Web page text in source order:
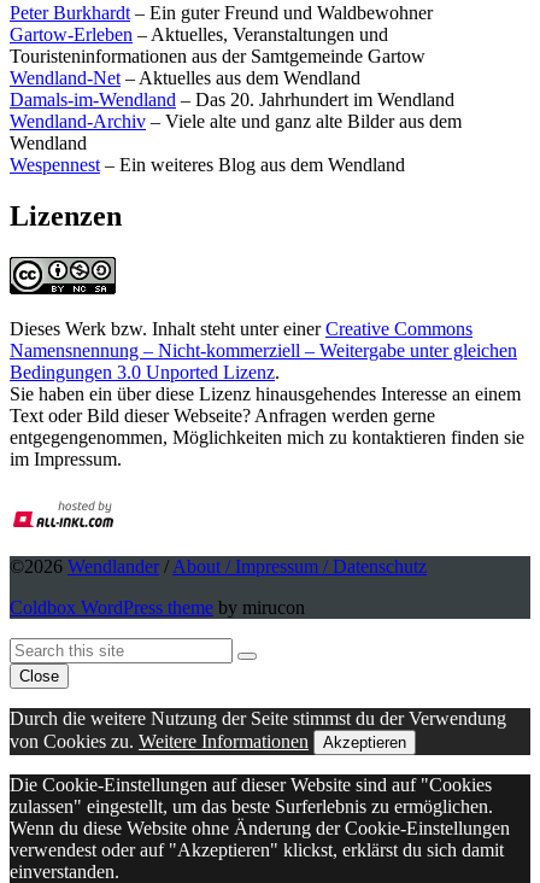
Peter Burkhardt – Ein guter Freund und Waldbewohner
Gartow-Erleben – Aktuelles, Veranstaltungen und
Touristeninformationen aus der Samtgemeinde Gartow
Wendland-Net – Aktuelles aus dem Wendland
Damals-im-Wendland – Das 20. Jahrhundert im Wendland
Wendland-Archiv – Viele alte und ganz alte Bilder aus dem
Wendland
Wespennest – Ein weiteres Blog aus dem Wendland
Lizenzen
Dieses Werk bzw. Inhalt steht unter einerCreative Commons
Namensnennung – Nicht-kommerziell – Weitergabe unter gleichen
Bedingungen 3.0 Unported Lizenz.
Sie haben ein über diese Lizenz hinausgehendes Interesse an einem
Text oder Bild dieser Webseite? Anfragen werden gerne
entgegengenommen, Möglichkeiten mich zu kontaktieren finden sie
im Impressum.
©2026 Wendlander/ About / Impressum / Datenschutz
Coldbox WordPress theme by mirucon
Back
To
Top
Search
Search
Close
Durch die weitere Nutzung der Seite stimmst du der Verwendung
von Cookies zu. Weitere Informationen Akzeptieren
Die Cookie-Einstellungen auf dieser Website sind auf "Cookies
zulassen" eingestellt, um das beste Surferlebnis zu ermöglichen.
Wenn du diese Website ohne Änderung der Cookie-Einstellungen
verwendest oder auf "Akzeptieren" klickst, erklärst du sich damit
einverstanden.